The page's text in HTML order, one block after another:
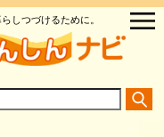
しつづけるために。